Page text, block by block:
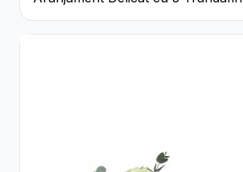
Roz în Cutie Albă